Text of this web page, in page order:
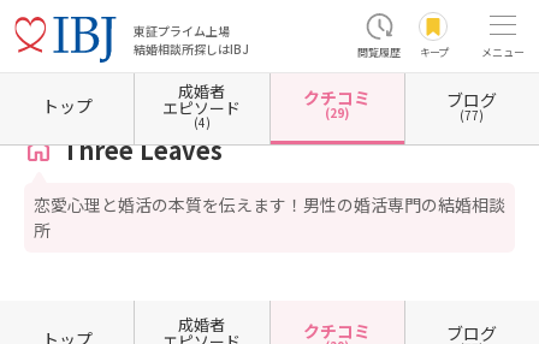
東証プライム上場
結婚相談所探しはIBJ
閲覧履歴 キープ メニュー
ホーム 千葉県の結婚相談所 千葉県千葉市 千葉県千葉市中央区 Three Leaves
Three Leaves
恋愛心理と婚活の本質を伝えます！男性の婚活専門の結婚相談
所
トップ
成婚者 クチコミ ブログ
トップ
成婚者
エピソード
(4)
クチコミ
(29)
ブログ
(77)